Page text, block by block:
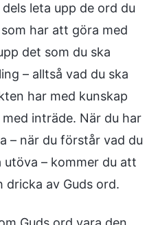
leta upp de ord du
har att göra med
det som du ska
– alltså vad du ska
har med kunskap
inträde. När du har
– när du förstår vad du
utöva – kommer du att
dricka av Guds ord.